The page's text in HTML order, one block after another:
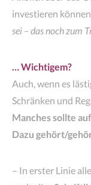
investieren können.
sei – das noch zum
… Wichtigem?
Auch, wenn es
Schränken und
Manches sollte
Dazu gehört/
– In erster Linie alle